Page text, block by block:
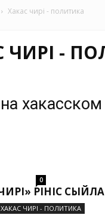
Хакас чирі - политика
ЧИРІ -
хакасском
0
ӦРIНIС
ХАКАС ЧИРІ - ПОЛИТИКА